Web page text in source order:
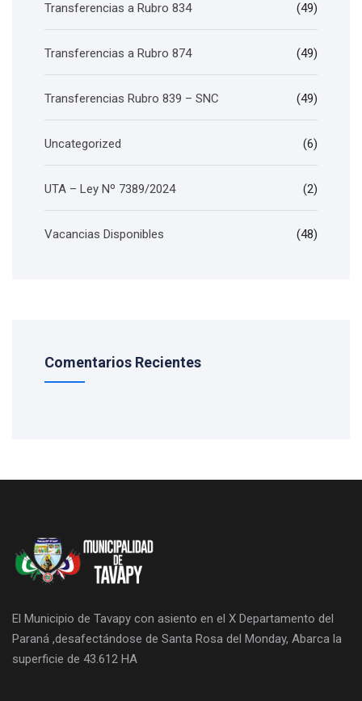
Transferencias a Rubro 834 (49)
Transferencias a Rubro 874 (49)
Transferencias Rubro 839 – SNC (49)
Uncategorized (6)
UTA – Ley Nº 7389/2024 (2)
Vacancias Disponibles (48)
Comentarios Recientes
El Municipio de Tavapy con asiento en el X Departamento del
Paraná ,desafectándose de Santa Rosa del Monday, Abarca la
superficie de 43.612 HA